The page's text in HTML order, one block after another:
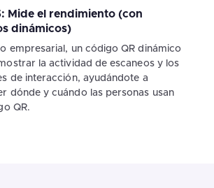
Mide el rendimiento (con
dinámicos)
empresarial, un código QR dinámico
la actividad de escaneos y los
de interacción, ayudándote a
dónde y cuándo las personas usan
QR.